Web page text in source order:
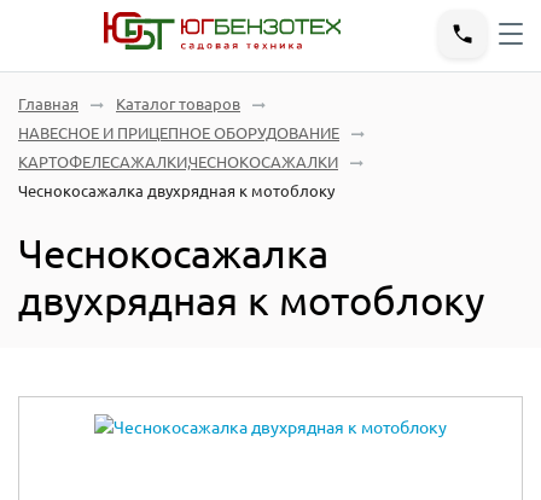
Главная
Каталог товаров
НАВЕСНОЕ И ПРИЦЕПНОЕ ОБОРУДОВАНИЕ
КАРТОФЕЛЕСАЖАЛКИ,ЧЕСНОКОСАЖАЛКИ
Чеснокосажалка двухрядная к мотоблоку
Чеснокосажалка
двухрядная к мотоблоку